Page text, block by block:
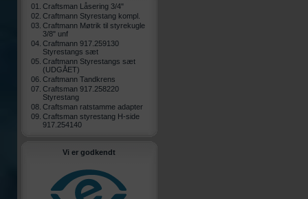
01. Craftsman Låsering 3/4"
02. Craftmann Styrestang kompl.
03. Craftmann Møtrik til styrekugle
3/8" unf
04. Craftmann 917.259130
Styrestangs sæt
05. Craftmann Styrestangs sæt
(UDGÅET)
06. Craftmann Tandkrens
07. Craftsman 917.258220
Styrestang
08. Craftsman ratstamme adapter
09. Craftsman styrestang H-side
917.254140
Vi er godkendt